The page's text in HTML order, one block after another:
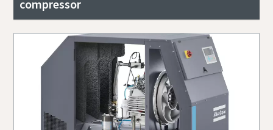
compressor